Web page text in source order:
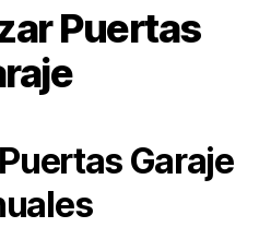
Puertas
Garaje